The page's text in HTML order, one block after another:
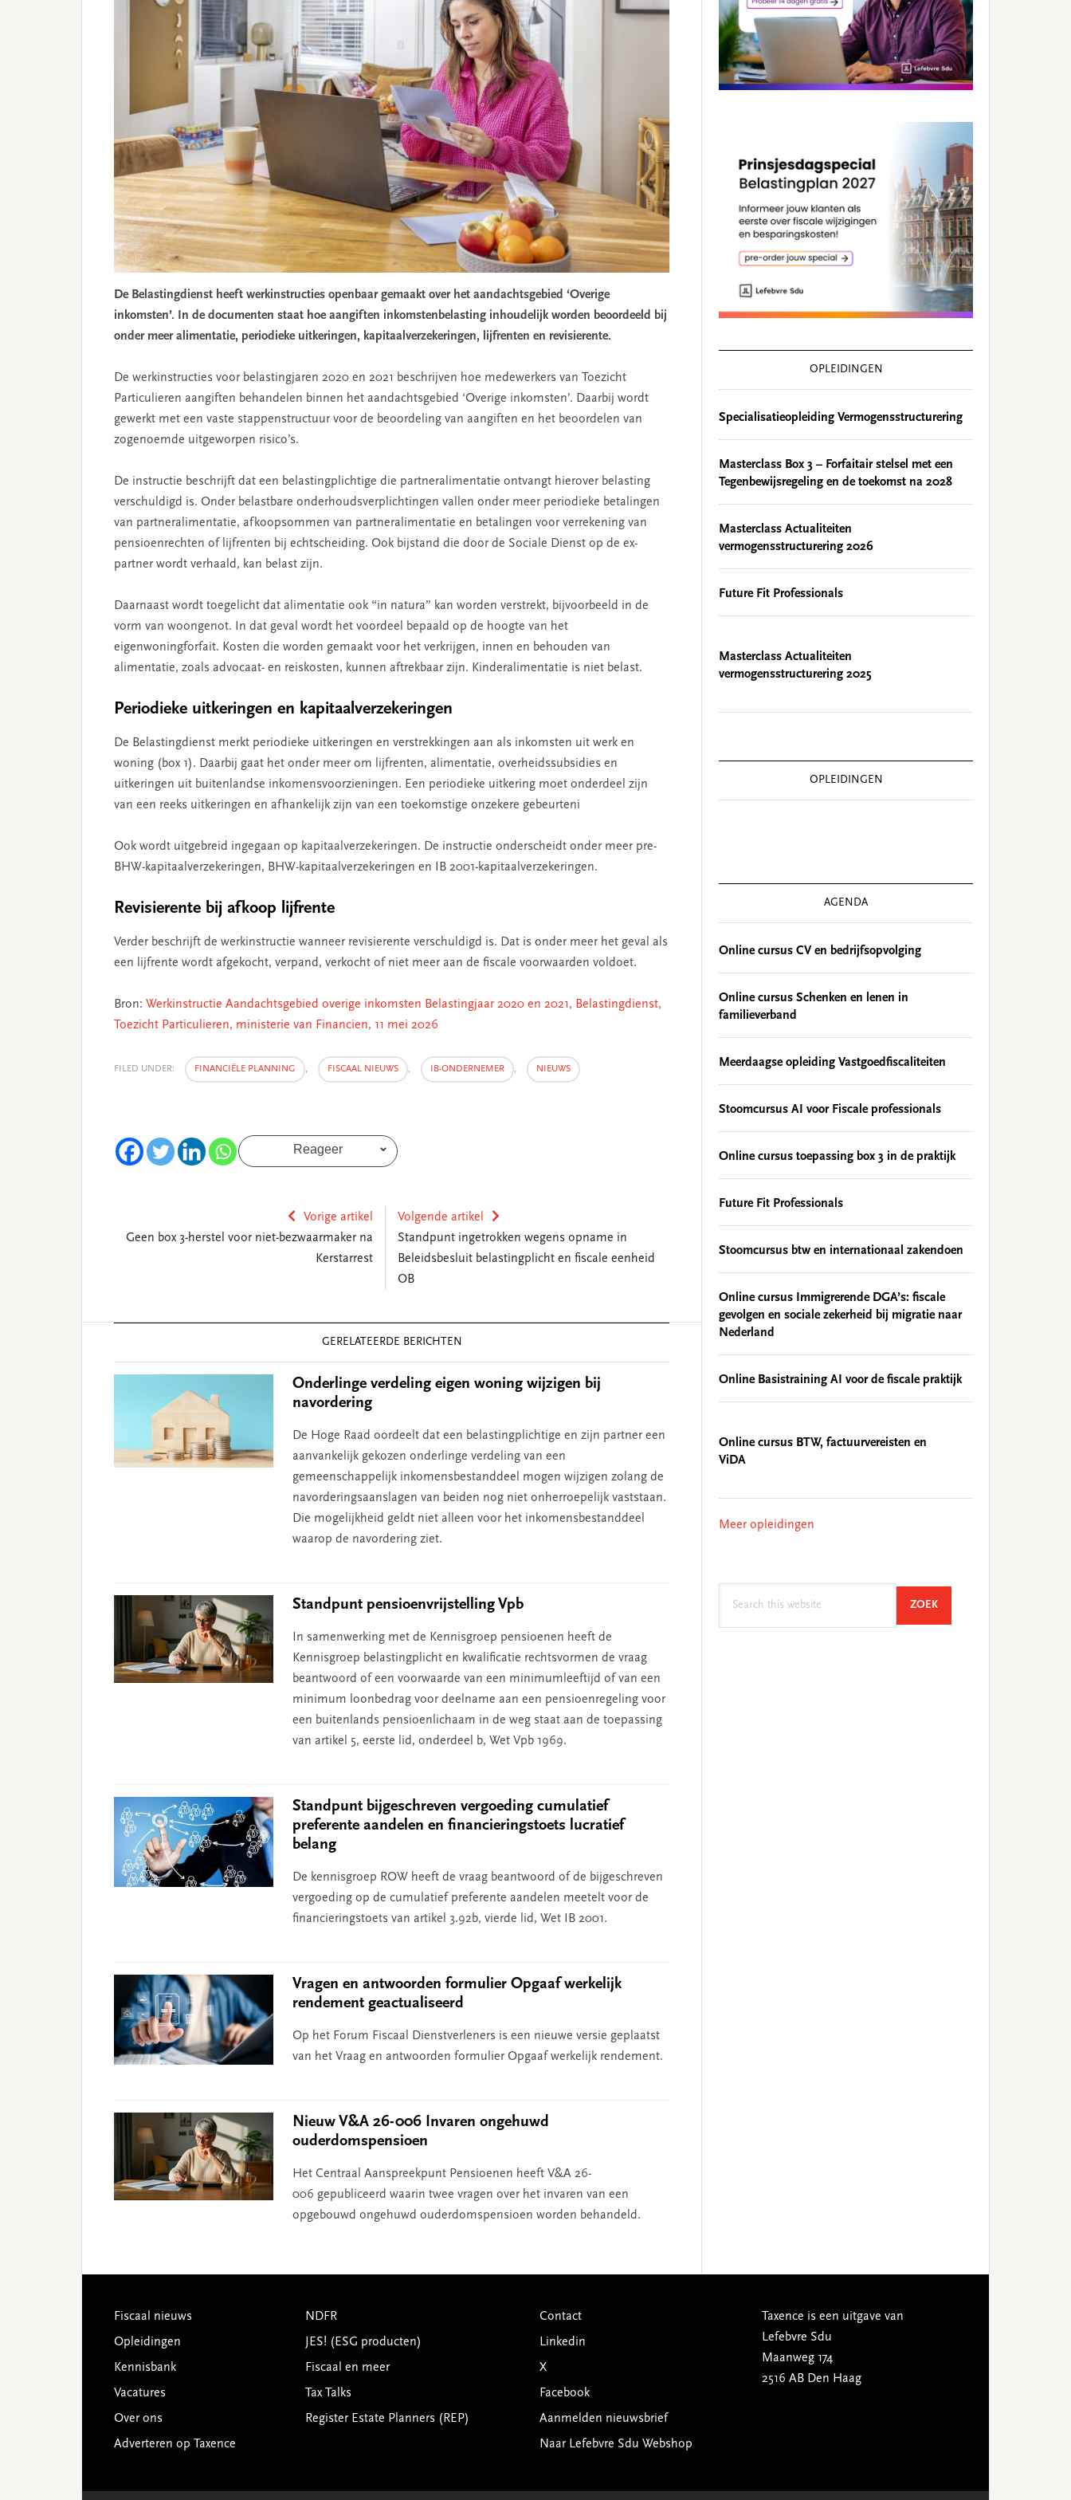
De Belastingdienst heeft werkinstructies openbaar gemaakt over het aandachtsgebied ‘Overige
inkomsten’. In de documenten staat hoe aangiften inkomstenbelasting inhoudelijk worden beoordeeld bij
onder meer alimentatie, periodieke uitkeringen, kapitaalverzekeringen, lijfrenten en revisierente.
De werkinstructies voor belastingjaren 2020 en 2021 beschrijven hoe medewerkers van Toezicht
Particulieren aangiften behandelen binnen het aandachtsgebied ‘Overige inkomsten’. Daarbij wordt
gewerkt met een vaste stappenstructuur voor de beoordeling van aangiften en het beoordelen van
zogenoemde uitgeworpen risico’s.
De instructie beschrijft dat een belastingplichtige die partneralimentatie ontvangt hierover belasting
verschuldigd is. Onder belastbare onderhoudsverplichtingen vallen onder meer periodieke betalingen
van partneralimentatie, afkoopsommen van partneralimentatie en betalingen voor verrekening van
pensioenrechten of lijfrenten bij echtscheiding. Ook bijstand die door de Sociale Dienst op de ex-
partner wordt verhaald, kan belast zijn.
Daarnaast wordt toegelicht dat alimentatie ook “in natura” kan worden verstrekt, bijvoorbeeld in de
vorm van woongenot. In dat geval wordt het voordeel bepaald op de hoogte van het
eigenwoningforfait. Kosten die worden gemaakt voor het verkrijgen, innen en behouden van
alimentatie, zoals advocaat- en reiskosten, kunnen aftrekbaar zijn. Kinderalimentatie is niet belast.
Periodieke uitkeringen en kapitaalverzekeringen
De Belastingdienst merkt periodieke uitkeringen en verstrekkingen aan als inkomsten uit werk en
woning (box 1). Daarbij gaat het onder meer om lijfrenten, alimentatie, overheidssubsidies en
uitkeringen uit buitenlandse inkomensvoorzieningen. Een periodieke uitkering moet onderdeel zijn
van een reeks uitkeringen en afhankelijk zijn van een toekomstige onzekere gebeurteni
Ook wordt uitgebreid ingegaan op kapitaalverzekeringen. De instructie onderscheidt onder meer pre-
BHW-kapitaalverzekeringen, BHW-kapitaalverzekeringen en IB 2001-kapitaalverzekeringen.
Revisierente bij afkoop lijfrente
Verder beschrijft de werkinstructie wanneer revisierente verschuldigd is. Dat is onder meer het geval als
een lijfrente wordt afgekocht, verpand, verkocht of niet meer aan de fiscale voorwaarden voldoet.
Bron: Werkinstructie Aandachtsgebied overige inkomsten Belastingjaar 2020 en 2021, Belastingdienst,
Toezicht Particulieren, ministerie van Financien, 11 mei 2026
FILED UNDER: FINANCIËLE PLANNING , FISCAAL NIEUWS , IB-ONDERNEMER , NIEUWS
Reageer
Vorige artikel
Geen box 3-herstel voor niet-bezwaarmaker na
Kerstarrest
Volgende artikel
Standpunt ingetrokken wegens opname in
Beleidsbesluit belastingplicht en fiscale eenheid
OB
GERELATEERDE BERICHTEN
Onderlinge verdeling eigen woning wijzigen bij
navordering
De Hoge Raad oordeelt dat een belastingplichtige en zijn partner een
aanvankelijk gekozen onderlinge verdeling van een
gemeenschappelijk inkomensbestanddeel mogen wijzigen zolang de
navorderingsaanslagen van beiden nog niet onherroepelijk vaststaan.
Die mogelijkheid geldt niet alleen voor het inkomensbestanddeel
waarop de navordering ziet.
Standpunt pensioenvrijstelling Vpb
In samenwerking met de Kennisgroep pensioenen heeft de
Kennisgroep belastingplicht en kwalificatie rechtsvormen de vraag
beantwoord of een voorwaarde van een minimumleeftijd of van een
minimum loonbedrag voor deelname aan een pensioenregeling voor
een buitenlands pensioenlichaam in de weg staat aan de toepassing
van artikel 5, eerste lid, onderdeel b, Wet Vpb 1969.
Standpunt bijgeschreven vergoeding cumulatief
preferente aandelen en financieringstoets lucratief
belang
De kennisgroep ROW heeft de vraag beantwoord of de bijgeschreven
vergoeding op de cumulatief preferente aandelen meetelt voor de
financieringstoets van artikel 3.92b, vierde lid, Wet IB 2001.
Vragen en antwoorden formulier Opgaaf werkelijk
rendement geactualiseerd
Op het Forum Fiscaal Dienstverleners is een nieuwe versie geplaatst
van het Vraag en antwoorden formulier Opgaaf werkelijk rendement.
Nieuw V&A 26-006 Invaren ongehuwd
ouderdomspensioen
Het Centraal Aanspreekpunt Pensioenen heeft V&A 26-
006 gepubliceerd waarin twee vragen over het invaren van een
opgebouwd ongehuwd ouderdomspensioen worden behandeld.
OPLEIDINGEN
Specialisatieopleiding Vermogensstructurering
Masterclass Box 3 – Forfaitair stelsel met een
Tegenbewijsregeling en de toekomst na 2028
Masterclass Actualiteiten
vermogensstructurering 2026
Future Fit Professionals
Masterclass Actualiteiten
vermogensstructurering 2025
OPLEIDINGEN
AGENDA
Online cursus CV en bedrijfsopvolging
Online cursus Schenken en lenen in
familieverband
Meerdaagse opleiding Vastgoedfiscaliteiten
Stoomcursus AI voor Fiscale professionals
Online cursus toepassing box 3 in de praktijk
Future Fit Professionals
Stoomcursus btw en internationaal zakendoen
Online cursus Immigrerende DGA’s: fiscale
gevolgen en sociale zekerheid bij migratie naar
Nederland
Online Basistraining AI voor de fiscale praktijk
Online cursus BTW, factuurvereisten en
ViDA
Meer opleidingen
ZOEKSEARCH
Footer
Fiscaal nieuws
Opleidingen
Kennisbank
Vacatures
Over ons
Adverteren op Taxence
NDFR
JES! (ESG producten)
Fiscaal en meer
Tax Talks
Register Estate Planners (REP)
Contact
Linkedin
X
Facebook
Aanmelden nieuwsbrief
Naar Lefebvre Sdu Webshop
Taxence is een uitgave van
Lefebvre Sdu
Maanweg 174
2516 AB Den Haag